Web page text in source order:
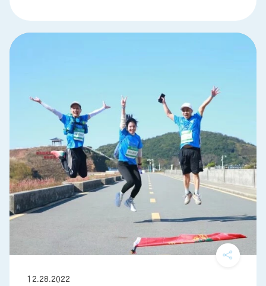
12.28.2022